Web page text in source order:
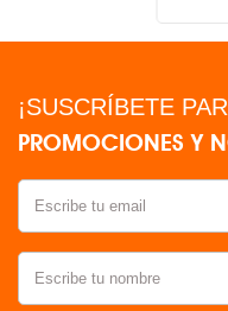
¡SUSCRÍBETE
PROMOCIONES Y